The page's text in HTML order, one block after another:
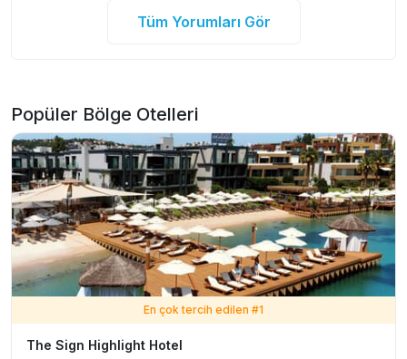
Tüm Yorumları Gör
Popüler Bölge Otelleri
En çok tercih edilen #1
The Sign Highlight Hotel